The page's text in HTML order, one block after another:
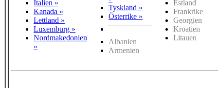
Italien »
Kanada »
Lettland »
Luxemburg »
Nordmakedonien
»
Tyskland »
Österrike »
Albanien
Armenien
Estland
Frankrike
Georgien
Kroatien
Litauen